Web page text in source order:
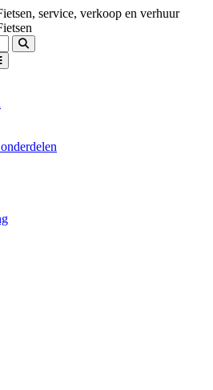
service, verkoop en verhuur